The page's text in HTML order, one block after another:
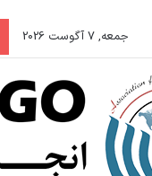
جمعه, 7 آگوست 2026